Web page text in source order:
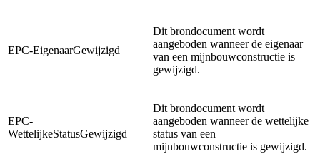
EPC-EigenaarGewijzigd
Dit brondocument wordt
aangeboden wanneer de eigenaar
van een mijnbouwconstructie is
gewijzigd.
EPC-
WettelijkeStatusGewijzigd
Dit brondocument wordt
aangeboden wanneer de wettelijke
status van een
mijnbouwconstructie is gewijzigd.